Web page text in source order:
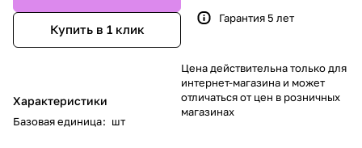
Купить в 1 клик
Характеристики
Базовая единица: шт
Гарантия 5 лет
Цена действительна только для
интернет-магазина и может
отличаться от цен в розничных
магазинах